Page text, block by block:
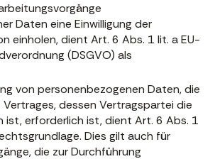
Daten eine Einwilligung der
einholen, dient Art. 6 Abs. 1 lit. a EU-
(DSGVO) als
von personenbezogenen Daten, die
Vertrages, dessen Vertragspartei die
ist, erforderlich ist, dient Art. 6 Abs. 1
Dies gilt auch für
die zur Durchführung